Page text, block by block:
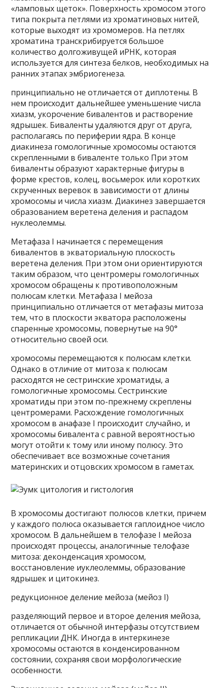
«ламповых щеток». Поверхность хромосом этого
типа покрыта петлями из хроматиновых нитей,
которые выходят из хромомеров. На петлях
хроматина транскрибируется большое
количество долгоживущей иРНК, которая
используется для синтеза белков, необходимых на
ранних этапах эмбриогенеза.
принципиально не отличается от диплотены. В
нем происходит дальнейшее уменьшение числа
хиазм, укорочение бивалентов и растворение
ядрышек. Биваленты удаляются друг от друга,
располагаясь по периферии ядра. В конце
диакинеза гомологичные хромосомы остаются
скрепленными в биваленте только При этом
биваленты образуют характерные фигуры в
форме крестов, колец, восьмерок или коротких
скрученных веревок в зависимости от длины
хромосомы и числа хиазм. Диакинез завершается
образованием веретена деления и распадом
нуклеолеммы.
Метафаза I начинается с перемещения
бивалентов в экваториальную плоскость
веретена деления. При этом они ориентируются
таким образом, что центромеры гомологичных
хромосом обращены к противоположным
полюсам клетки. Метафаза I мейоза
принципиально отличается от метафазы митоза
тем, что в плоскости экватора расположены
спаренные хромосомы, повернутые на 90°
относительно своей оси.
хромосомы перемещаются к полюсам клетки.
Однако в отличие от митоза к полюсам
расходятся не сестринские хроматиды, а
гомологичные хромосомы. Сестринские
хроматиды при этом по-прежнему скреплены
центромерами. Расхождение гомологичных
хромосом в анафазе I происходит случайно, и
хромосомы бивалента с равной вероятностью
могут отойти к тому или иному полюсу. Это
обеспечивает все возможные сочетания
материнских и отцовских хромосом в гаметах.
В хромосомы достигают полюсов клетки, причем
у каждого полюса оказывается гаплоидное число
хромосом. В дальнейшем в телофазе I мейоза
происходят процессы, аналогичные телофазе
митоза: деконденсация хромосом,
восстановление иуклеолеммы, образование
ядрышек и цитокинез.
редукционное деление мейоза (мейоз I)
разделяющий первое и второе деления мейоза,
отличается от обычной интерфазы отсутствием
репликации ДНК. Иногда в интеркинезе
хромосомы остаются в конденсированном
состоянии, сохраняя свои морфологические
особенности.